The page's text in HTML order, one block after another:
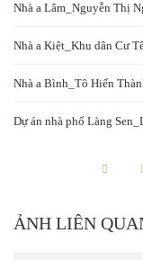
Nhà a Lâm_Nguyễn Thị
Nhà a Kiệt_Khu dân Cư
Nhà a Bình_Tô Hiến
Dự án nhà phố Làng
ẢNH LIÊN